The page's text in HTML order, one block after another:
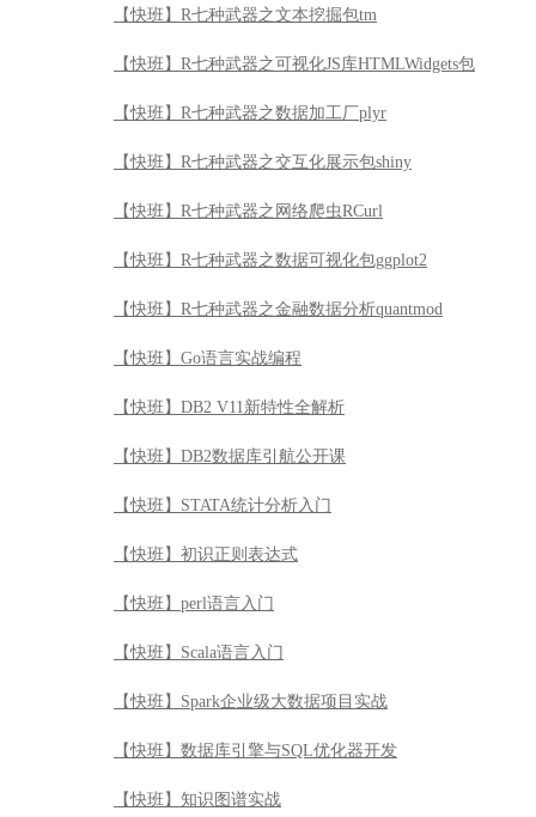
【快班】R七种武器之数据可视化包ggplot2
【快班】R七种武器之金融数据分析quantmod
【快班】Go语言实战编程
【快班】DB2 V11新特性全解析
【快班】DB2数据库引航公开课
【快班】STATA统计分析入门
【快班】初识正则表达式
【快班】perl语言入门
【快班】Scala语言入门
【快班】Spark企业级大数据项目实战
【快班】数据库引擎与SQL优化器开发
【快班】知识图谱实战
【快班】【百万年薪系列】视觉的盛宴：深度玩转人脸识
【快班】深入浅出设计模式
【快班】Oracle特殊恢复原理与实战（DSI系列）
【快班】Puppet 运维自动化
【快班】ROS机器人操作系统实战